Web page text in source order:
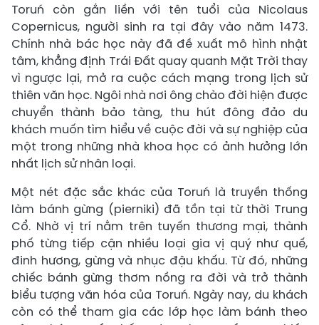
Toruń còn gắn liền với tên tuổi của Nicolaus
Copernicus, người sinh ra tại đây vào năm 1473.
Chính nhà bác học này đã đề xuất mô hình nhật
tâm, khẳng định Trái Đất quay quanh Mặt Trời thay
vì ngược lại, mở ra cuộc cách mạng trong lịch sử
thiên văn học. Ngôi nhà nơi ông chào đời hiện được
chuyển thành bảo tàng, thu hút đông đảo du
khách muốn tìm hiểu về cuộc đời và sự nghiệp của
một trong những nhà khoa học có ảnh hưởng lớn
nhất lịch sử nhân loại.
Một nét đặc sắc khác của Toruń là truyền thống
làm bánh gừng (pierniki) đã tồn tại từ thời Trung
Cổ. Nhờ vị trí nằm trên tuyến thương mại, thành
phố từng tiếp cận nhiều loại gia vị quý như quế,
đinh hương, gừng và nhục đậu khấu. Từ đó, những
chiếc bánh gừng thơm nồng ra đời và trở thành
biểu tượng văn hóa của Toruń. Ngày nay, du khách
còn có thể tham gia các lớp học làm bánh theo